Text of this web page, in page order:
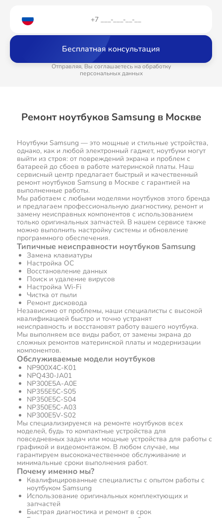
Бесплатная консультация
Отправляя, Вы соглашаетесь на обработку
персональных данных
Ремонт ноутбуков Samsung в Москве
Ноутбуки Samsung — это мощные и стильные устройства,
однако, как и любой электронный гаджет, ноутбуки могут
выйти из строя: от повреждений экрана и проблем с
батареей до сбоев в работе материнской платы. Наш
сервисный центр предлагает быстрый и качественный
ремонт ноутбуков Samsung в Москве с гарантией на
выполненные работы.
Мы работаем с любыми моделями ноутбуков этого бренда
и предлагаем профессиональную диагностику, ремонт и
замену неисправных компонентов с использованием
только оригинальных запчастей. В нашем сервисе также
можно выполнить настройку системы и обновление
программного обеспечения.
Типичные неисправности ноутбуков Samsung
Замена клавиатуры
Настройка ОС
Восстановление данных
Поиск и удаление вирусов
Настройка Wi-Fi
Чистка от пыли
Ремонт дисковода
Независимо от проблемы, наши специалисты с высокой
квалификацией быстро и точно устранят
неисправность и восстановят работу вашего ноутбука.
Мы выполняем все виды работ, от замены экрана до
сложных ремонтов материнской платы и модернизации
компонентов.
Обслуживаемые модели ноутбуков
NP900X4C-K01
NPQ430-JA01
NP300E5A-A0E
NP355E5C-S05
NP350E5C-S04
NP350E5C-A03
NP300E5V-S02
Мы специализируемся на ремонте ноутбуков всех
моделей, будь то компактные устройства для
повседневных задач или мощные устройства для работы с
графикой и видеомонтажом. В любом случае, мы
гарантируем высококачественное обслуживание и
минимальные сроки выполнения работ.
Почему именно мы?
Квалифицированные специалисты с опытом работы с
ноутбуком Samsung
Использование оригинальных комплектующих и
запчастей
Быстрая диагностика и ремонт в срок